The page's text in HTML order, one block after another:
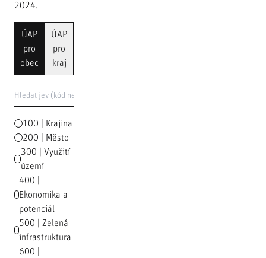
2024.
ÚAP
pro
obec
ÚAP
pro
kraj
100 | Krajina
200 | Město
300 | Využití
území
400 |
Ekonomika a
potenciál
500 | Zelená
infrastruktura
600 |